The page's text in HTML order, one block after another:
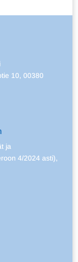
10, 00380
ja
4/2024 asti),